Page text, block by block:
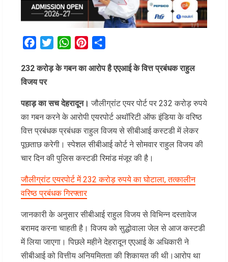
FacebookTwitterWhatsAppPinterest
232 करोड़ के गबन का आरोप है एएआई के वित्त प्रबंधक राहुल
विजय पर
पहाड़ का सच देहरादून। जौलीग्रांट एयर पोर्ट पर 232 करोड़ रुपये
का गबन करने के आरोपी एयरपोर्ट अथॉरिटी ऑफ इंडिया के वरिष्ठ
वित्त प्रबंधक प्रबंधक राहुल विजय से सीबीआई कस्टडी में लेकर
पूछताछ करेगी। स्पेशल सीबीआई कोर्ट ने सोमवार राहुल विजय की
चार दिन की पुलिस कस्टडी रिमांड मंजूर की है।
जौलीग्रांट एयरपोर्ट में 232 करोड़ रुपये का घोटाला, तत्कालीन
वरिष्ठ प्रबंधक गिरफ्तार
जानकारी के अनुसार सीबीआई राहुल विजय से विभिन्न दस्तावेज
बरामद करना चाहती है। विजय को सुद्धोवाला जेल से आज कस्टडी
में लिया जाएगा। पिछले महीने देहरादून एएआई के अधिकारी ने
सीबीआई को वित्तीय अनियमितता की शिकायत की थी।आरोप था